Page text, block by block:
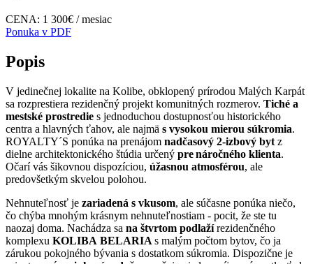
CENA: 1 300€ / mesiac
Ponuka v PDF
Popis
V jedinečnej lokalite na Kolibe, obklopený prírodou Malých Karpát
sa rozprestiera rezidenčný projekt komunitných rozmerov. Tiché a
mestské prostredie s jednoduchou dostupnosťou historického
centra a hlavných ťahov, ale najmä s vysokou mierou súkromia.
ROYALTY´S ponúka na prenájom nadčasový 2-izbový byt z
dielne architektonického štúdia určený pre náročného klienta.
Očarí vás šikovnou dispozíciou, úžasnou atmosférou, ale
predovšetkým skvelou polohou.
Nehnuteľnosť je zariadená s vkusom, ale súčasne ponúka niečo,
čo chýba mnohým krásnym nehnuteľnostiam - pocit, že ste tu
naozaj doma. Nachádza sa na štvrtom podlažírezidenčného
komplexu KOLIBA BELARIA s malým počtom bytov, čo ja
zárukou pokojného bývania s dostatkom súkromia. Dispozične je